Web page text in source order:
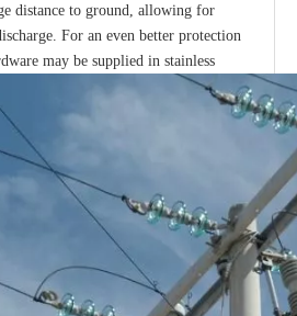
distance to ground, allowing for
For an even better protection
may be supplied in stainless